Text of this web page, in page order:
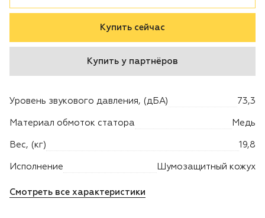
Мотодрели
Техника PRO
Станки заточные
Лодочные моторы Toyama
Купить сейчас
Купить у партнёров
Уровень звукового давления, (дБА) 73,3
Материал обмоток статора Медь
Вес, (кг) 19,8
Исполнение Шумозащитный кожух
Смотреть все характеристики